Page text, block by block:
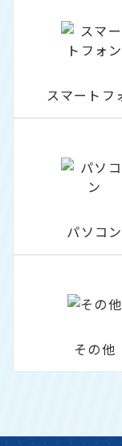
スマートフ
パソコン
その他